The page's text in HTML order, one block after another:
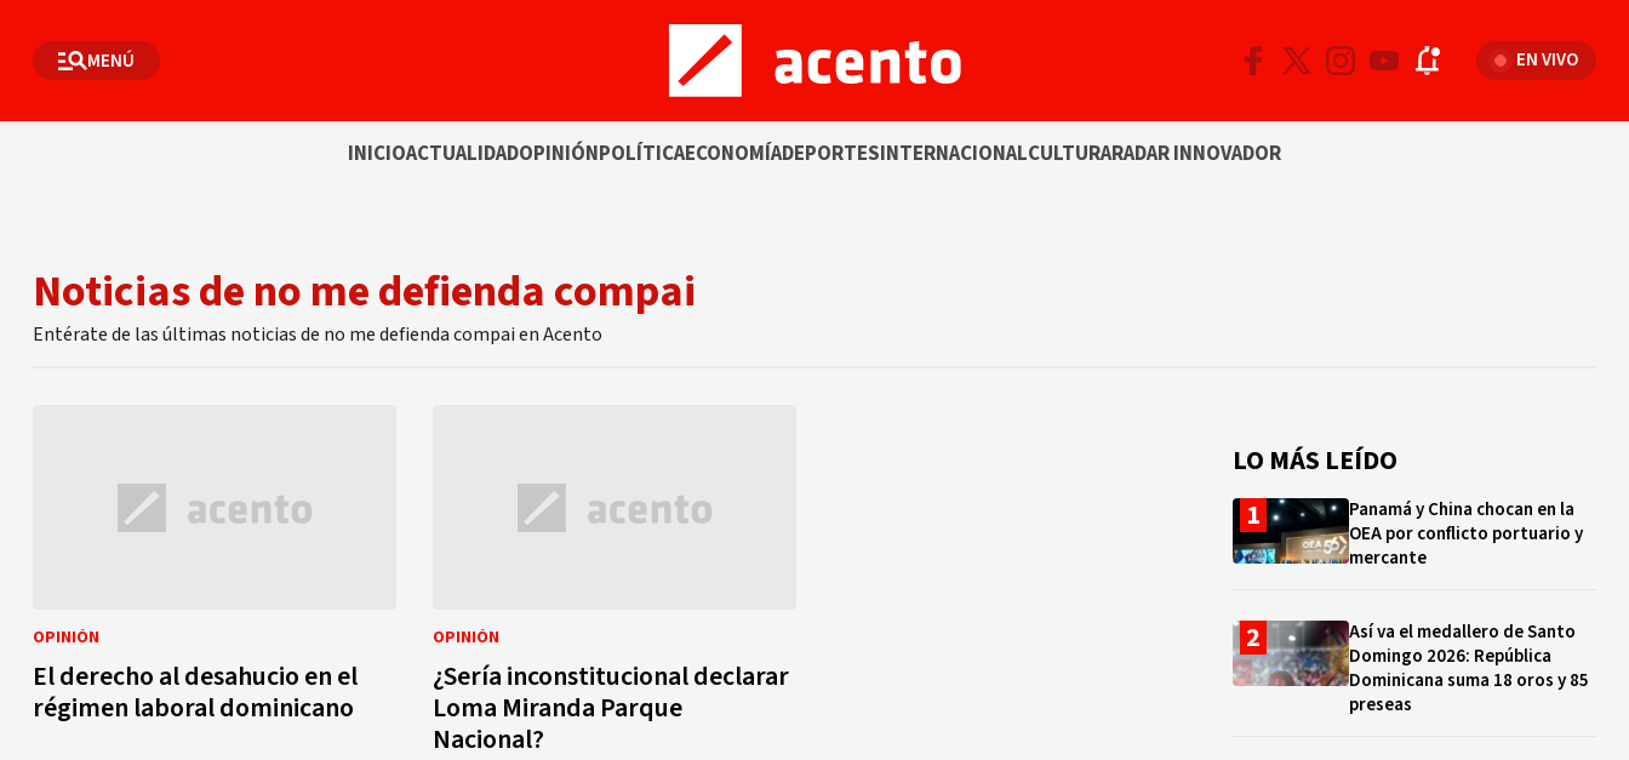
MENÚ EN VIVO
INICIOACTUALIDADOPINIÓNPOLÍTICAECONOMÍADEPORTESINTERNACIONALCULTURARADAR INNOVADOR
Noticias de no me defienda compai
Entérate de las últimas noticias de no me defienda compai en Acento
OPINIÓN
El derecho al desahucio en el
régimen laboral dominicano
OPINIÓN
¿Sería inconstitucional declarar
Loma Miranda Parque
Nacional?
LO MÁS LEÍDO
Panamá y China chocan en la
OEA por conflicto portuario y
mercante
Así va el medallero de Santo
Domingo 2026: República
Dominicana suma 18 oros y 85
preseas